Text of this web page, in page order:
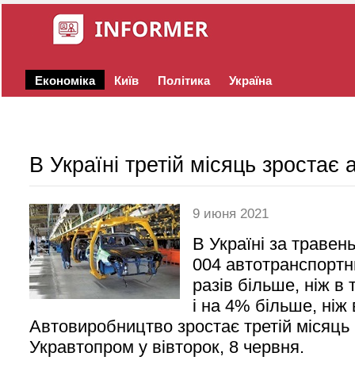
Економіка Київ Політика Україна
В Україні третій місяць
9 июня 2021
В Україні за
004
разів більше, ніж в
і на 4% більше, ніж
Автовиробництво зростає третій
Укравтопром у вівторок, 8 червня.